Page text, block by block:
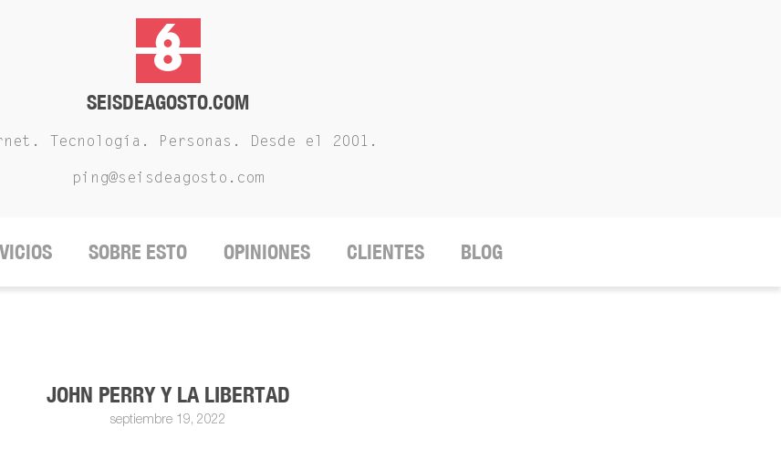
SEISDEAGOSTO.COM
Tecnología. Personas. Desde el 2001.
ping@seisdeagosto.com
SOBRE ESTO OPINIONES CLIENTES BLOG
JOHN PERRY Y LA LIBERTAD
septiembre 19, 2022